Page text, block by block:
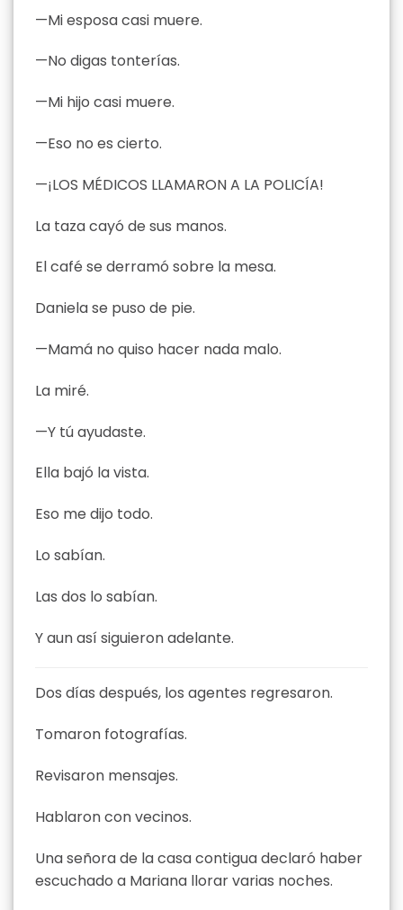
—Mi esposa casi muere.
—No digas tonterías.
—Mi hijo casi muere.
—Eso no es cierto.
—¡LOS MÉDICOS LLAMARON A LA POLICÍA!
La taza cayó de sus manos.
El café se derramó sobre la mesa.
Daniela se puso de pie.
—Mamá no quiso hacer nada malo.
La miré.
—Y tú ayudaste.
Ella bajó la vista.
Eso me dijo todo.
Lo sabían.
Las dos lo sabían.
Y aun así siguieron adelante.
Dos días después, los agentes regresaron.
Tomaron fotografías.
Revisaron mensajes.
Hablaron con vecinos.
Una señora de la casa contigua declaró haber
escuchado a Mariana llorar varias noches.